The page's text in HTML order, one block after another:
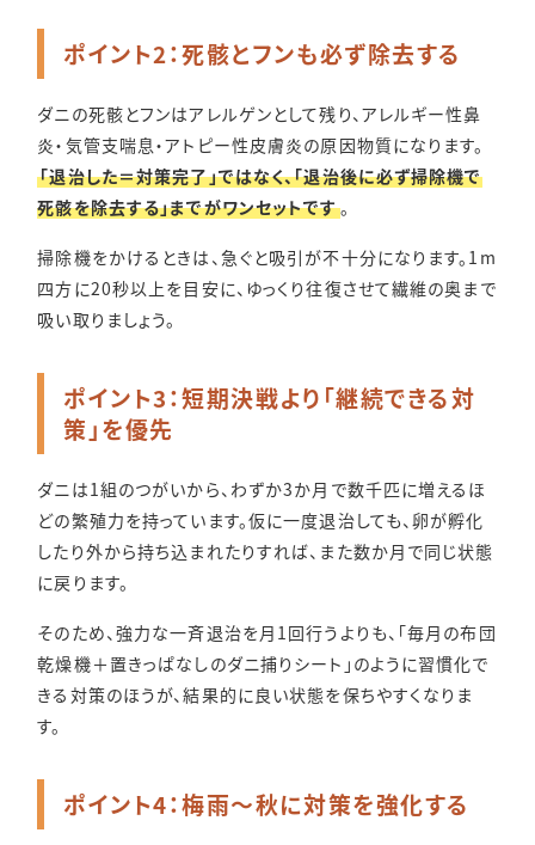
ポイント2：死骸とフンも必ず除去する
ダニの死骸とフンはアレルゲンとして残り、アレルギー性鼻
炎・気管支喘息・アトピー性皮膚炎の原因物質になります。
「退治した＝対策完了」ではなく、「退治後に必ず掃除機で
死骸を除去する」までがワンセットです。
掃除機をかけるときは、急ぐと吸引が不十分になります。1m
四方に20秒以上を目安に、ゆっくり往復させて繊維の奥まで
吸い取りましょう。
ポイント3：短期決戦より「継続できる対
策」を優先
ダニは1組のつがいから、わずか3か月で数千匹に増えるほ
どの繁殖力を持っています。仮に一度退治しても、卵が孵化
したり外から持ち込まれたりすれば、また数か月で同じ状態
に戻ります。
そのため、強力な一斉退治を月1回行うよりも、「毎月の布団
乾燥機＋置きっぱなしのダニ捕りシート」のように習慣化で
きる対策のほうが、結果的に良い状態を保ちやすくなりま
す。
ポイント4：梅雨〜秋に対策を強化する